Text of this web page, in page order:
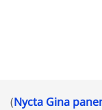
(Nycta Gina